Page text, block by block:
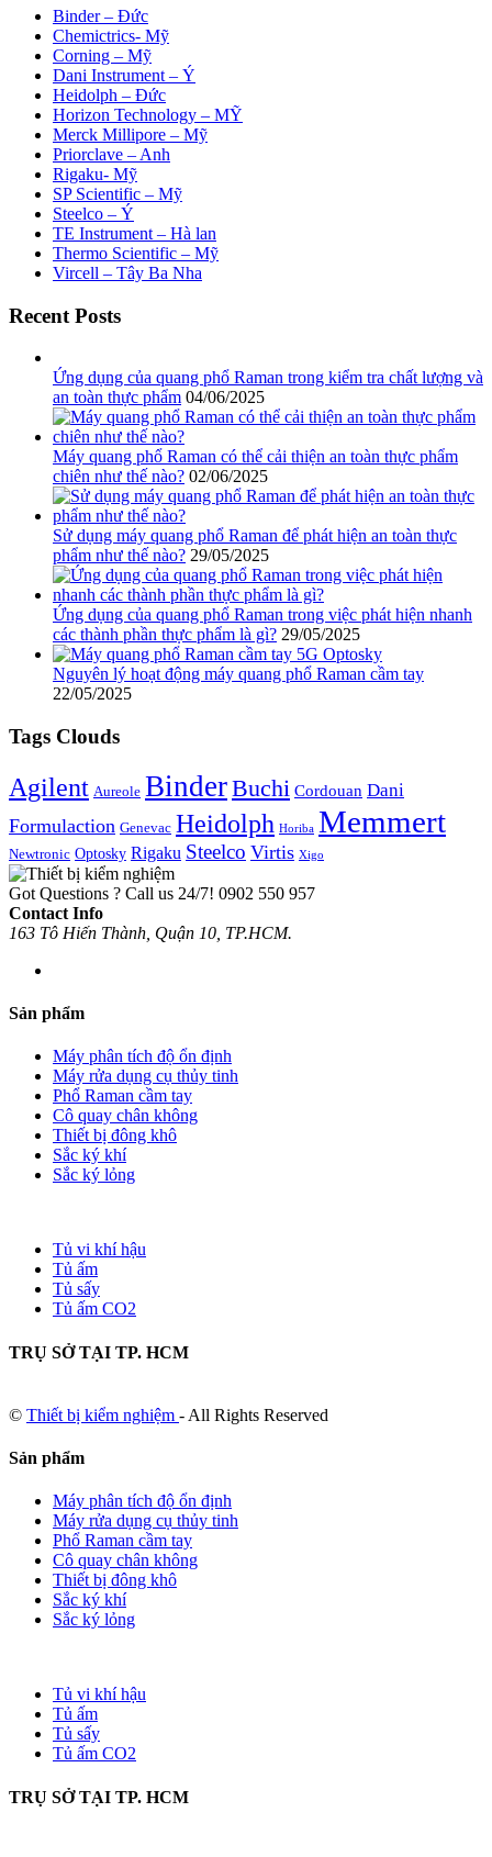
Binder – Đức
Chemictrics- Mỹ
Corning – Mỹ
Dani Instrument – Ý
Heidolph – Đức
Horizon Technology – MỸ
Merck Millipore – Mỹ
Priorclave – Anh
Rigaku- Mỹ
SP Scientific – Mỹ
Steelco – Ý
TE Instrument – Hà lan
Thermo Scientific – Mỹ
Vircell – Tây Ba Nha
Recent Posts
Ứng dụng của quang phổ Raman trong kiểm tra chất lượng và
an toàn thực phẩm 04/06/2025
Máy quang phổ Raman có thể cải thiện an toàn thực phẩm
chiên như thế nào? 02/06/2025
Sử dụng máy quang phổ Raman để phát hiện an toàn thực
phẩm như thế nào? 29/05/2025
Ứng dụng của quang phổ Raman trong việc phát hiện nhanh
các thành phần thực phẩm là gì? 29/05/2025
Nguyên lý hoạt động máy quang phổ Raman cầm tay
22/05/2025
Tags Clouds
Agilent Aureole BinderBuchi Cordouan Dani
Formulaction Genevac Heidolph Horiba Memmert
Newtronic Optosky Rigaku Steelco Virtis Xigo
Got Questions ? Call us 24/7! 0902 550 957
Contact Info
163 Tô Hiến Thành, Quận 10, TP.HCM.
Sản phẩm
Máy phân tích độ ổn định
Máy rửa dụng cụ thủy tinh
Phổ Raman cầm tay
Cô quay chân không
Thiết bị đông khô
Sắc ký khí
Sắc ký lỏng
Tủ vi khí hậu
Tủ ấm
Tủ sấy
Tủ ấm CO2
TRỤ SỞ TẠI TP. HCM
© Thiết bị kiểm nghiệm - All Rights Reserved
Sản phẩm
Máy phân tích độ ổn định
Máy rửa dụng cụ thủy tinh
Phổ Raman cầm tay
Cô quay chân không
Thiết bị đông khô
Sắc ký khí
Sắc ký lỏng
Tủ vi khí hậu
Tủ ấm
Tủ sấy
Tủ ấm CO2
TRỤ SỞ TẠI TP. HCM